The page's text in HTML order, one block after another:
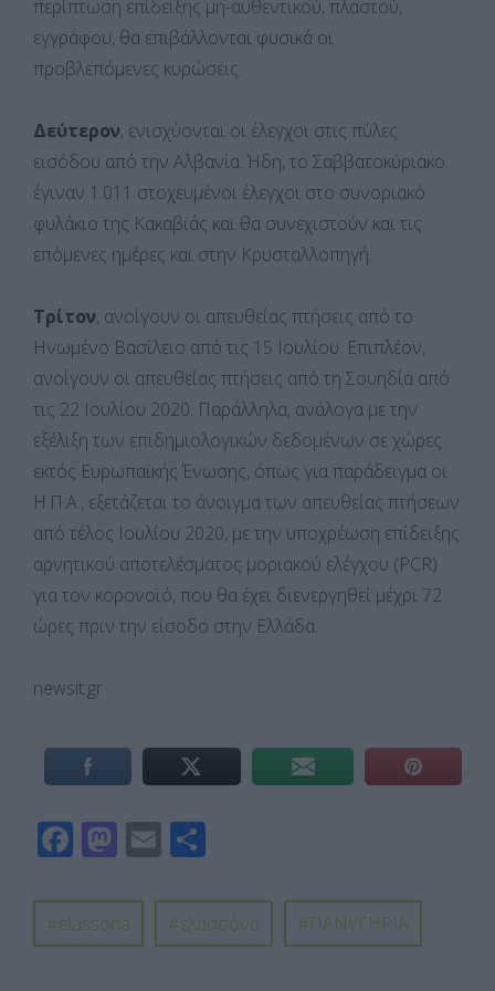
περίπτωση επίδειξης μη-αυθεντικού, πλαστού,
εγγράφου, θα επιβάλλονται φυσικά οι
προβλεπόμενες κυρώσεις.
Δεύτερον, ενισχύονται οι έλεγχοι στις πύλες
εισόδου από την Αλβανία. Ήδη, το Σαββατοκύριακο
έγιναν 1.011 στοχευμένοι έλεγχοι στο συνοριακό
φυλάκιο της Κακαβιάς και θα συνεχιστούν και τις
επόμενες ημέρες και στην Κρυσταλλοπηγή.
Τρίτον, ανοίγουν οι απευθείας πτήσεις από το
Ηνωμένο Βασίλειο από τις 15 Ιουλίου. Επιπλέον,
ανοίγουν οι απευθείας πτήσεις από τη Σουηδία από
τις 22 Ιουλίου 2020. Παράλληλα, ανάλογα με την
εξέλιξη των επιδημιολογικών δεδομένων σε χώρες
εκτός Ευρωπαϊκής Ένωσης, όπως για παράδειγμα οι
Η.Π.Α., εξετάζεται το άνοιγμα των απευθείας πτήσεων
από τέλος Ιουλίου 2020, με την υποχρέωση επίδειξης
αρνητικού αποτελέσματος μοριακού ελέγχου (PCR)
για τον κορονοϊό, που θα έχει διενεργηθεί μέχρι 72
ώρες πριν την είσοδο στην Ελλάδα.
newsit.gr
F
e
b
M
to
d
E
ail ρ
α
elassona ελασσόνα ΠΑΝΥΓΗΡΙΑ